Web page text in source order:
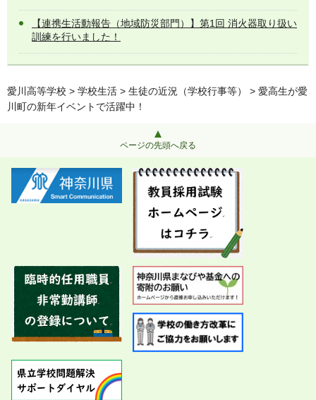
【連携生活動報告（地域防災部門）】第1回 消火器取り扱い
訓練を行いました！
愛川高等学校 > 学校生活 > 生徒の近況（学校行事等）
> 愛高生が愛
川町の新年イベントで活躍中！
ページの先頭へ戻る